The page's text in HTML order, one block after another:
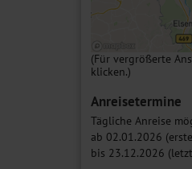
(Für vergrößerte
klicken.)
Anreisetermine
Tägliche Anreise
ab 02.01.2026
bis 23.12.2026